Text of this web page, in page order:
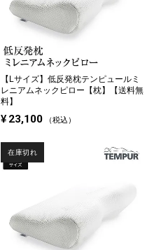
【Lサイズ】 低反発枕テンピュールミ
レニアムネックピロー【枕】【送料無
料】
¥ 23,100 税込
在庫切れ